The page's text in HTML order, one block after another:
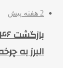
2 هفته پیش
البرز به